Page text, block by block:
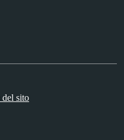
sito